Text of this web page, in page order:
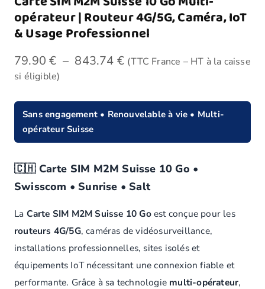
opérateur | Routeur 4G/5G, Caméra, IoT
& Usage Professionnel
79.90€ – 843.74 € (TTC France – HT à la caisse
si éligible)
Sans engagement • Renouvelable à vie • Multi-
opérateur Suisse
🇨🇭 Carte SIM M2M Suisse 10 Go •
Swisscom • Sunrise • Salt
La Carte SIM M2M Suisse 10 Goest conçue pour les
routeurs 4G/5G, caméras de vidéosurveillance,
installations professionnelles, sites isolés et
équipements IoT nécessitant une connexion fiable et
performante. Grâce à sa technologie multi-opérateur,